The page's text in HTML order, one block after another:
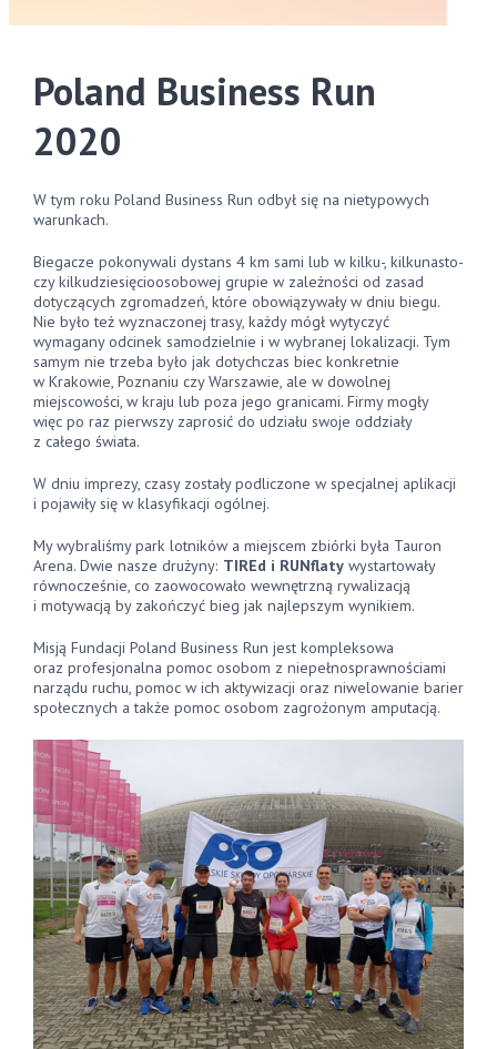
Poland Business Run
2020
W tym roku Poland Business Run odbył się na nietypowych
warunkach.
Biegacze pokonywali dystans 4 km sami lub w kilku-, kilkunasto-
czy kilkudziesięcioosobowej grupie w zależności od zasad
dotyczących zgromadzeń, które obowiązywały w dniu biegu.
Nie było też wyznaczonej trasy, każdy mógł wytyczyć
wymagany odcinek samodzielnie i w wybranej lokalizacji. Tym
samym nie trzeba było jak dotychczas biec konkretnie
w Krakowie, Poznaniu czy Warszawie, ale w dowolnej
miejscowości, w kraju lub poza jego granicami. Firmy mogły
więc po raz pierwszy zaprosić do udziału swoje oddziały
z całego świata.
W dniu imprezy, czasy zostały podliczone w specjalnej aplikacji
i pojawiły się w klasyfikacji ogólnej.
My wybraliśmy park lotników a miejscem zbiórki była Tauron
Arena. Dwie nasze drużyny: TIREd i RUNflaty wystartowały
równocześnie, co zaowocowało wewnętrzną rywalizacją
i motywacją by zakończyć bieg jak najlepszym wynikiem.
Misją Fundacji Poland Business Run jest kompleksowa
oraz profesjonalna pomoc osobom z niepełnosprawnościami
narządu ruchu, pomoc w ich aktywizacji oraz niwelowanie barier
społecznych a także pomoc osobom zagrożonym amputacją.